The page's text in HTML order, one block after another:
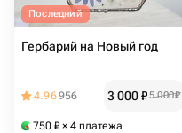
Последний
Гербарий на Новый год
4.96956 3 000₽5 000₽
750 ₽ × 4 платежа